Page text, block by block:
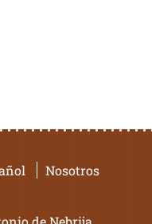
Nosotros